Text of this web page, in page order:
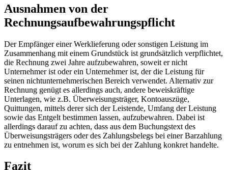
Ausnahmen von der
Rechnungsaufbewahrungspflicht
Der Empfänger einer Werklieferung oder sonstigen Leistung im
Zusammenhang mit einem Grundstück ist grundsätzlich verpflichtet,
die Rechnung zwei Jahre aufzubewahren, soweit er nicht
Unternehmer ist oder ein Unternehmer ist, der die Leistung für
seinen nichtunternehmerischen Bereich verwendet. Alternativ zur
Rechnung genügt es allerdings auch, andere beweiskräftige
Unterlagen, wie z.B. Überweisungsträger, Kontoauszüge,
Quittungen, mittels derer sich der Leistende, Umfang der Leistung
sowie das Entgelt bestimmen lassen, aufzubewahren. Dabei ist
allerdings darauf zu achten, dass aus dem Buchungstext des
Überweisungsträgers oder des Zahlungsbelegs bei einer Barzahlung
zu entnehmen ist, worum es sich bei der Zahlung konkret handelte.
Fazit